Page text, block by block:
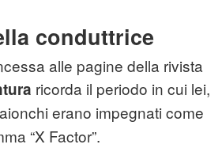
conduttrice
alle pagine della rivista
ricorda il periodo in cui lei,
erano impegnati come
“X Factor”.